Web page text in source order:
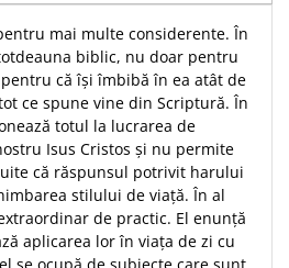
mai multe considerente. În
biblic, nu doar pentru
că își îmbibă în ea atât de
ce spune vine din Scriptură. În
totul la lucrarea de
Isus Cristos și nu permite
că răspunsul potrivit harului
stilului de viață. În al
de practic. El enunță
aplicarea lor în viața de zi cu